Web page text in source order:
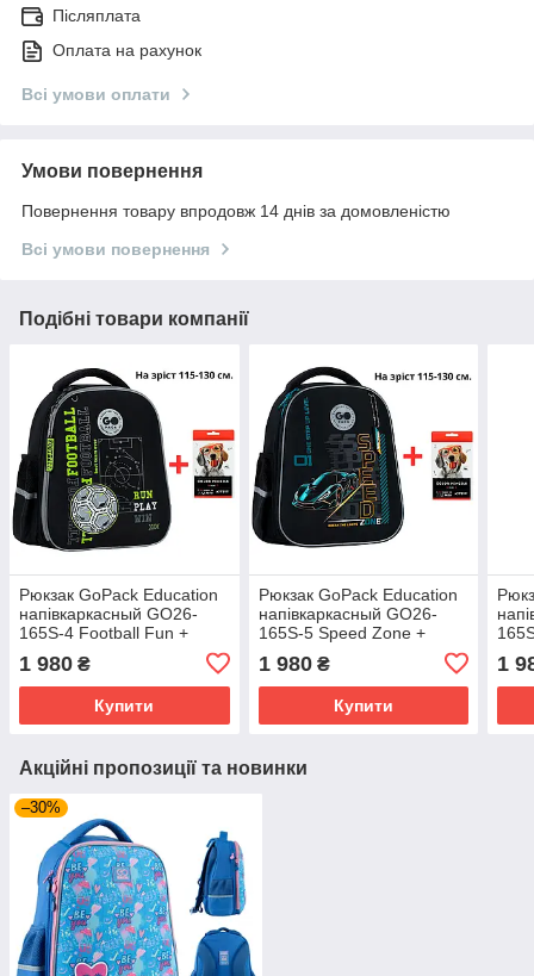
Післяплата
Оплата на рахунок
Всі умови оплати
Умови повернення
Повернення товару впродовж 14 днів за домовленістю
Всі умови повернення
Подібні товари компанії
Рюкзак GoPack Education
напівкаркасный GO26-
165S-4 Football Fun +
1 980 ₴
Купити
Рюкзак GoPack Education
напівкаркасный GO26-
165S-5 Speed Zone +
1 980₴
Купити
1
Акційні пропозиції та новинки
–30%